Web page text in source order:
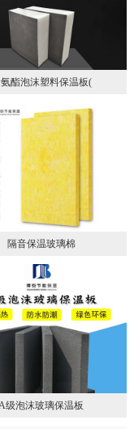
酯泡沫塑料保温板(
隔音保温玻璃棉
级泡沫玻璃保温板